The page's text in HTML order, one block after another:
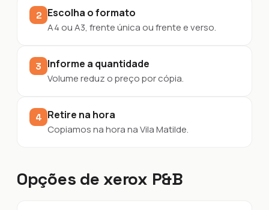
2 Escolha o formato
A4 ou A3, frente única ou frente e verso.
3 Informe a quantidade
Volume reduz o preço por cópia.
4 Retire na hora
Copiamos na hora na Vila Matilde.
Opções de xerox P&B